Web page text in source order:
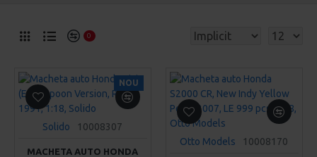
0
NOU
Solido 10008307
MACHETA AUTO HONDA
Otto Models 10008170